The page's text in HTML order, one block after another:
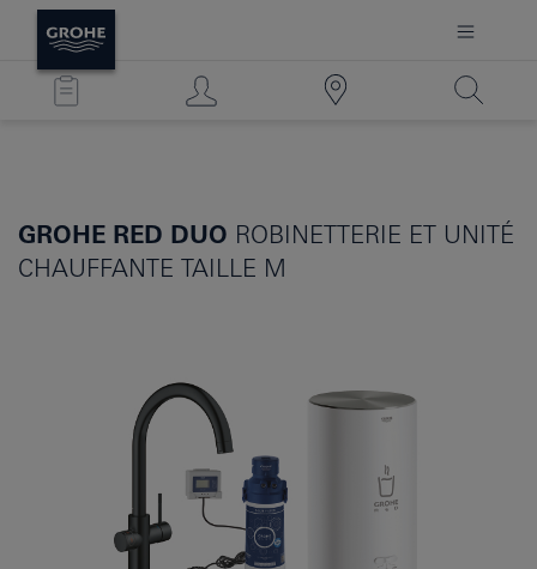
GROHE RED DUO ROBINETTERIE ET UNITÉ
CHAUFFANTE TAILLE M